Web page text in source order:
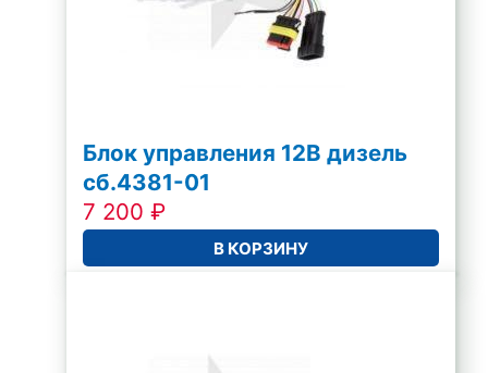
Блок управления 12В дизель
сб.4381-01
7 200₽
В КОРЗИНУ